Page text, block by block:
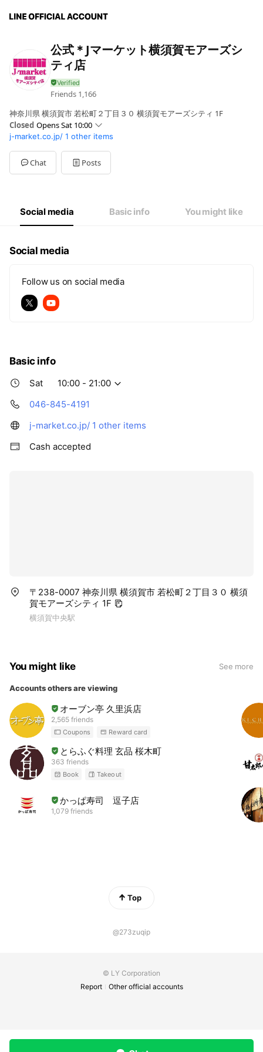
公式＊Jマーケット横須賀モアーズシ
ティ店
Friends 1,166
神奈川県 横須賀市 若松町２丁目３０ 横須賀モアーズシティ 1F
Closed Opens Sat 10:00
Sun10:00 - 21:00
Mon10:00 - 21:00
Tue10:00 - 21:00
Wed10:00 - 21:00
10:00 - 21:00
j-market.co.jp/ 1 other items
Chat Posts
Social media Basic info You might like
Social media
Follow us on social media
Basic info
Sat
10:00 - 21:00
046-845-4191
j-market.co.jp/ 1 other items
Cash accepted
〒238-0007 神奈川県 横須賀市 若松町２丁目３０ 横須
賀モアーズシティ 1F
横須賀中央駅
You might like See more
Accounts others are viewing
オーブン亭 久里浜店
2,565 friends
Coupons Reward card
とらふぐ料理 玄品 桜木町
363 friends
Book Takeout
かっぱ寿司 逗子店
1,079 friends
Top
@273zuqip
© LY Corporation
Report
Other official accounts